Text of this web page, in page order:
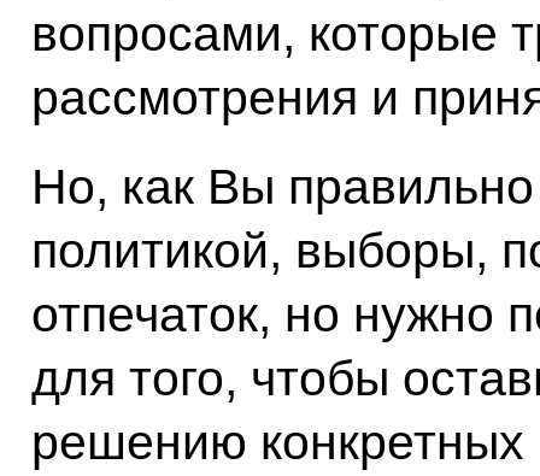
вопросами, которые
рассмотрения и
Но, как Вы
политикой, выборы,
отпечаток, но нужно
для того, чтобы
решению конкретных